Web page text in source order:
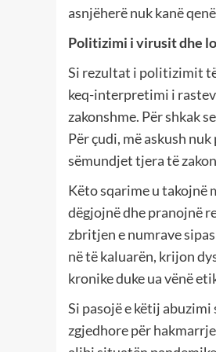
asnjëherë nuk kanë
Politizimi i virusit dhe
Si rezultat i politizimit
keq-interpretimi i
zakonshme. Për shkak
Për çudi, më askush
sëmundjet tjera të
Këto sqarime u takojnë
dëgjojnë dhe pranojnë
zbritjen e numrave
në të kaluarën, krijon
kronike duke ua vënë
Si pasojë e këtij
zgjedhore për